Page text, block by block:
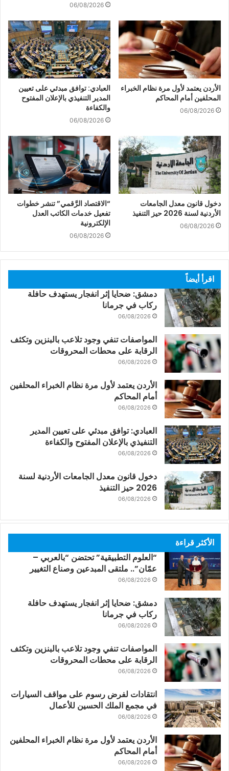
06/08/2026
الأردن يعتمد لأول مرة نظام الخبراء
المحلفين أمام المحاكم
06/08/2026
العبادي: توافق مبدئي على تعيين
المدير التنفيذي بالإعلان المفتوح
والكفاءة
06/08/2026
دخول قانون معدل الجامعات
الأردنية لسنة 2026 حيز التنفيذ
06/08/2026
“الاقتصاد الرَّقمي” تنشر خطوات
تفعيل خدمات الكاتب العدل
الإلكترونية
06/08/2026
اقرأ أيضاً
دمشق: ضحايا إثر انفجار يستهدف حافلة
ركاب في جرمانا
06/08/2026
المواصفات تنفي وجود تلاعب بالبنزين وتكثف
الرقابة على محطات المحروقات
06/08/2026
الأردن يعتمد لأول مرة نظام الخبراء المحلفين
أمام المحاكم
06/08/2026
العبادي: توافق مبدئي على تعيين المدير
التنفيذي بالإعلان المفتوح والكفاءة
06/08/2026
دخول قانون معدل الجامعات الأردنية لسنة
2026 حيز التنفيذ
06/08/2026
الأكثر قراءة
“العلوم التطبيقية” تحتضن “بالعربي –
عمّان”.. ملتقى المبدعين وصناع التغيير
06/08/2026
دمشق: ضحايا إثر انفجار يستهدف حافلة
ركاب في جرمانا
06/08/2026
المواصفات تنفي وجود تلاعب بالبنزين وتكثف
الرقابة على محطات المحروقات
06/08/2026
انتقادات لفرض رسوم على مواقف السيارات
في مجمع الملك الحسين للأعمال
06/08/2026
الأردن يعتمد لأول مرة نظام الخبراء المحلفين
أمام المحاكم
06/08/2026